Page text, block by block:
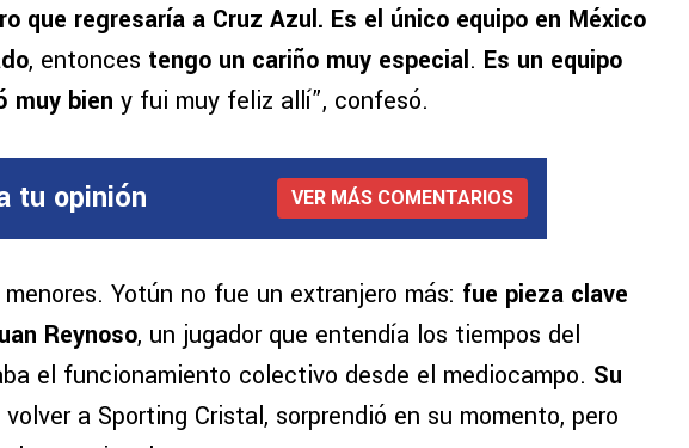
que regresaría a Cruz Azul. Es el único equipo en México
, entonces tengo un cariño muy especial. Es un equipo
muy bien y fui muy feliz allí”, confesó.
tu opinión VER MÁS COMENTARIOS
Yotún no fue un extranjero más: fue pieza clave
Reynoso, un jugador que entendía los tiempos del
el funcionamiento colectivo desde el mediocampo. Su
volver a Sporting Cristal, sorprendió en su momento, pero